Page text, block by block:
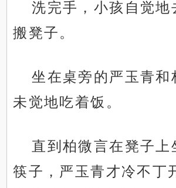
洗完手，小孩自觉地
搬凳子。
坐在桌旁的严玉青和
未觉地吃着饭。
直到柏微言在凳子上
筷子，严玉青才冷不丁